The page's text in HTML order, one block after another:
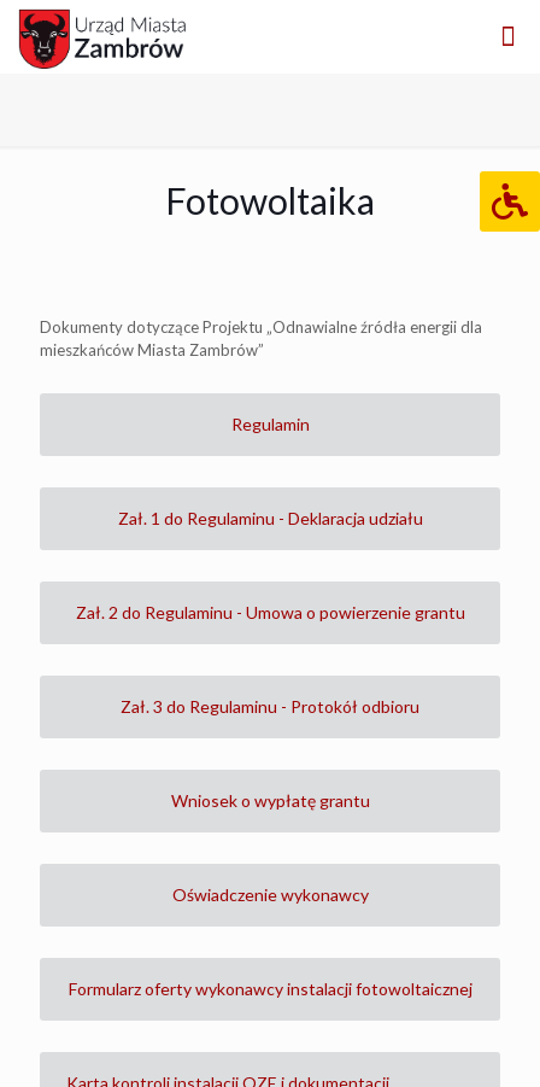
Fotowoltaika
Dokumenty dotyczące Projektu „Odnawialne źródła energii dla
mieszkańców Miasta Zambrów”
Regulamin
Zał. 1 do Regulaminu - Deklaracja udziału
Zał. 2 do Regulaminu - Umowa o powierzenie grantu
Zał. 3 do Regulaminu - Protokół odbioru
Wniosek o wypłatę grantu
Oświadczenie wykonawcy
Formularz oferty wykonawcy instalacji fotowoltaicznej
Karta kontroli instalacji OZE i dokumentacji